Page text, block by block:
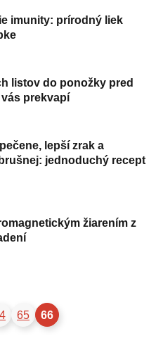
imunity: prírodný liek
listov do ponožky pred
prekvapí
lepší zrak a
jednoduchý recept
žiarením z
65 66